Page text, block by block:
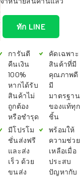
ทัก LINE
การันตี
คืนเงิน
100%
หากได้รับ
สินค้าไม่
ถูกต้อง
หรือชำรุด
มีโปรโม
ชั่นส่งฟรี
และส่ง
เร็ว ด้วย
ขนส่ง
คัดเฉพาะ
สินค้าที่มี
คุณภาพดี
มี
มาตรฐาน
ของแท้ทุก
ชิ้น
พร้อมให้
ความช่วย
เหลือเมื่อ
ประสบ
ปัญหากับ